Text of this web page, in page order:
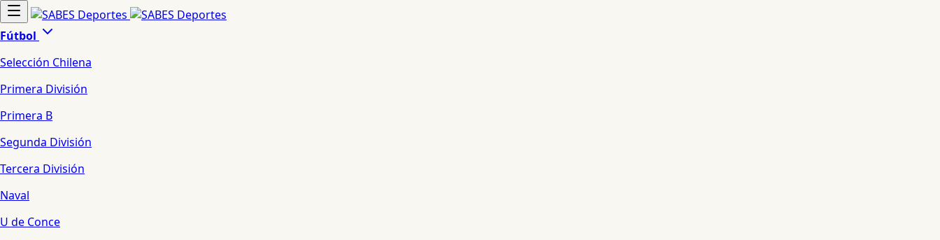
Fútbol
Selección Chilena
Primera División
Primera B
Segunda División
Tercera División
Naval
U de Conce